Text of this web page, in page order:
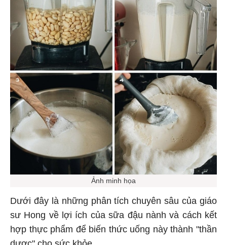
Ảnh minh họa
Dưới đây là những phân tích chuyên sâu của giáo
sư Hong về lợi ích của sữa đậu nành và cách kết
hợp thực phẩm để biến thức uống này thành "thần